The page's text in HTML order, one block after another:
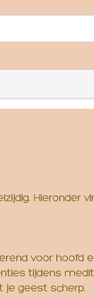
Hieronder
voor hoofd
tijdens
je geest scherp.